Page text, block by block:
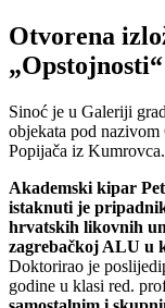
Otvorena
Sinoć je u Galeriji
objekata pod nazivom
Popijača iz Kumrovca.
Akademski kipar
istaknuti je
hrvatskih likovnih
zagrebačkoj ALU u
Doktorirao je
godine u klasi red.